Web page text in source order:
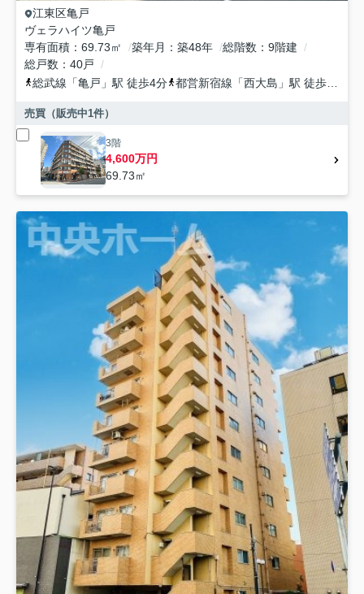
江東区亀戸
ヴェラハイツ亀戸
専有面積
69.73㎡ 築年月 築48年 総階数
9階建
総戸数
40戸
総武線 「亀戸 」駅 徒歩4分 都営新宿線 「西大島 」駅 徒歩10分
売買（販売中1件）
3階
4,600万円
69.73㎡